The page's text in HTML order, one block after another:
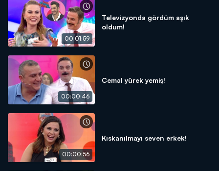
00:01:59
Televizyonda gördüm aşık
oldum!
00:00:46
Cemal yürek yemiş!
00:00:56
Kıskanılmayı seven erkek!